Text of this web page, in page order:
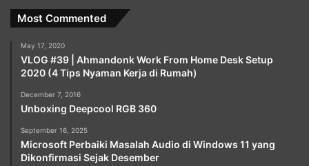
Most Commented
May 17, 2020
VLOG #39 | Ahmandonk Work From Home Desk Setup
2020 (4 Tips Nyaman Kerja di Rumah)
December 7, 2016
Unboxing Deepcool RGB 360
September 16, 2025
Microsoft Perbaiki Masalah Audio di Windows 11 yang
Dikonfirmasi Sejak Desember